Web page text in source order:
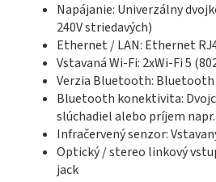
Napájanie: Univerzálny
240V striedavých)
Ethernet / LAN: Ethernet
Vstavaná Wi-Fi: 2xWi-Fi 5
Verzia Bluetooth: Bluetooth
Bluetooth konektivita:
slúchadiel alebo príjem
Infračervený senzor:
Optický / stereo linkový
jack